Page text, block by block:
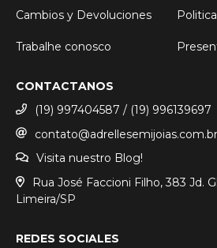
Cambios y Devoluciones
Trabalhe conosco
CONTACTANOS
(19) 997404587 / (19) 996139697
contato@adrellesemijoias.com.br
Visita nuestro Blog!
Rua José Faccioni Filho, 383 Jd.
Limeira/SP
REDES SOCIALES